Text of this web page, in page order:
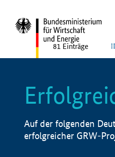
81 Einträge
Auf der folgenden
erfolgreicher GRW-